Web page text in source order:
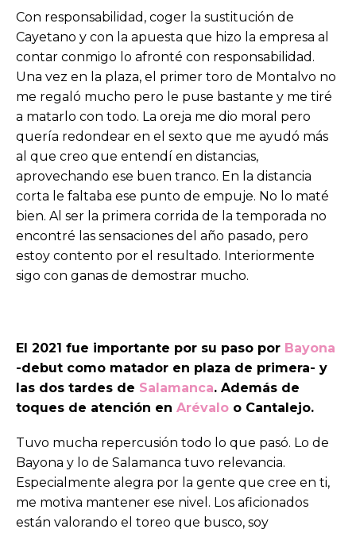
Con responsabilidad, coger la sustitución de
Cayetano y con la apuesta que hizo la empresa al
contar conmigo lo afronté con responsabilidad.
Una vez en la plaza, el primer toro de Montalvo no
me regaló mucho pero le puse bastante y me tiré
a matarlo con todo. La oreja me dio moral pero
quería redondear en el sexto que me ayudó más
al que creo que entendí en distancias,
aprovechando ese buen tranco. En la distancia
corta le faltaba ese punto de empuje. No lo maté
bien. Al ser la primera corrida de la temporada no
encontré las sensaciones del año pasado, pero
estoy contento por el resultado. Interiormente
sigo con ganas de demostrar mucho.
El 2021 fue importante por su paso por Bayona
-debut como matador en plaza de primera- y
las dos tardes de Salamanca. Además de
toques de atención en Arévalo o Cantalejo.
Tuvo mucha repercusión todo lo que pasó. Lo de
Bayona y lo de Salamanca tuvo relevancia.
Especialmente alegra por la gente que cree en ti,
me motiva mantener ese nivel. Los aficionados
están valorando el toreo que busco, soy